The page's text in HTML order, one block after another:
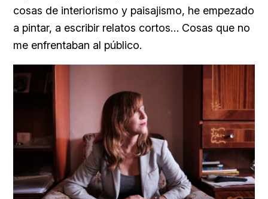
cosas de interiorismo y paisajismo, he empezado
a pintar, a escribir relatos cortos… Cosas que no
me enfrentaban al público.